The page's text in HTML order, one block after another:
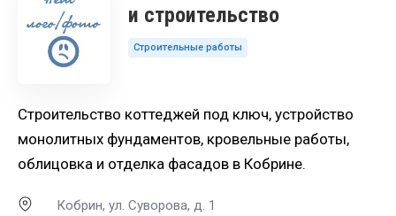
и строительство
Строительные работы
Строительство коттеджей под ключ, устройство
монолитных фундаментов, кровельные работы,
облицовка и отделка фасадов в Кобрине.
Кобрин, ул. Cуворова, д. 1